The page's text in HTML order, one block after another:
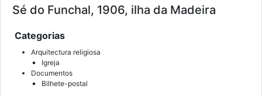
Sé do Funchal, 1906, ilha da Madeira
Categorias
Arquitectura religiosa
Igreja
Documentos
Bilhete-postal